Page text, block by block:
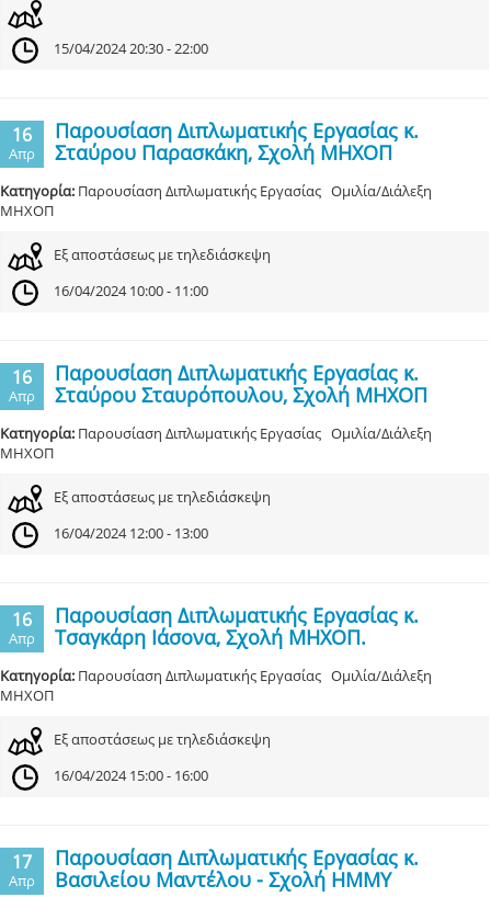
15/04/2024 20:30 - 22:00
16
Απρ
Παρουσίαση Διπλωματικής Εργασίας κ.
Σταύρου Παρασκάκη, Σχολή ΜΗΧΟΠ
Κατηγορία: Παρουσίαση Διπλωματικής Εργασίας Ομιλία/Διάλεξη
ΜΗΧΟΠ
Εξ αποστάσεως με τηλεδιάσκεψη
16/04/2024 10:00 - 11:00
16
Απρ
Παρουσίαση Διπλωματικής Εργασίας κ.
Σταύρου Σταυρόπουλου, Σχολή ΜΗΧΟΠ
Κατηγορία: Παρουσίαση Διπλωματικής Εργασίας Ομιλία/Διάλεξη
ΜΗΧΟΠ
Εξ αποστάσεως με τηλεδιάσκεψη
16/04/2024 12:00 - 13:00
16
Απρ
Παρουσίαση Διπλωματικής Εργασίας κ.
Τσαγκάρη Ιάσονα, Σχολή ΜΗΧΟΠ.
Κατηγορία: Παρουσίαση Διπλωματικής Εργασίας Ομιλία/Διάλεξη
ΜΗΧΟΠ
Εξ αποστάσεως με τηλεδιάσκεψη
16/04/2024 15:00 - 16:00
17
Απρ
Παρουσίαση Διπλωματικής Εργασίας κ.
Βασιλείου Μαντέλου - Σχολή ΗΜΜΥ